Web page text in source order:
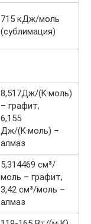
715 кДж/моль
(сублимация)
8,517Дж/(K·моль)
– графит,
6,155
Дж/(K·моль) –
алмаз
5,314469 см³/
моль – графит,
3,42 см³/моль –
алмаз